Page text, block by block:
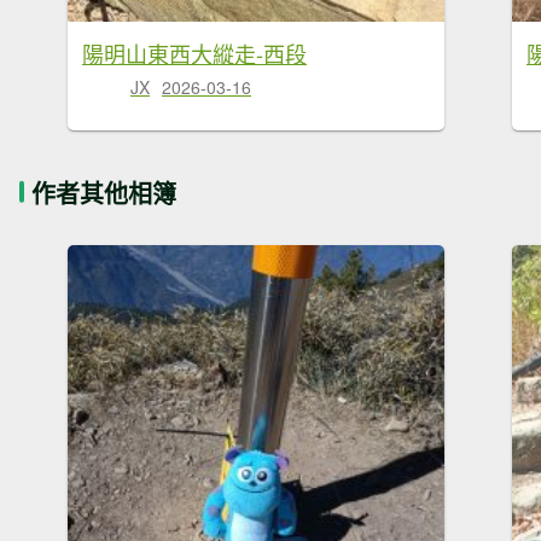
陽明山東西大縱走-西段
JX 2026-03-16
作者其他相簿